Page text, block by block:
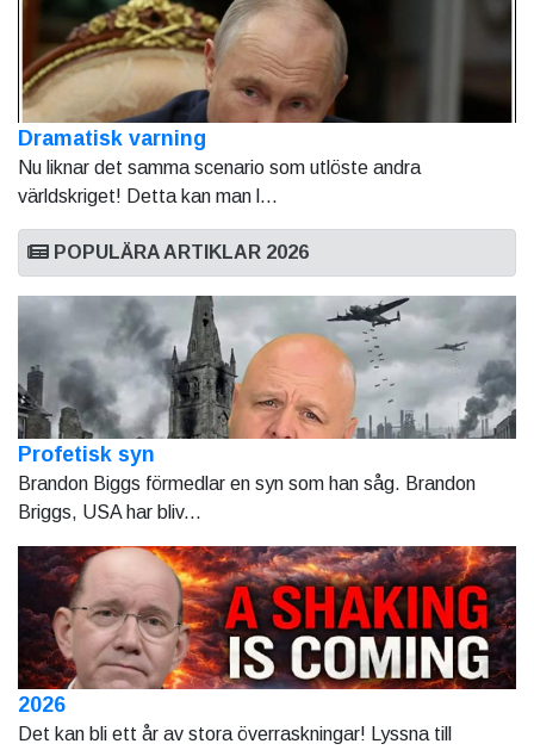
Dramatisk varning
Nu liknar det samma scenario som utlöste andra
världskriget! Detta kan man l...
POPULÄRA ARTIKLAR 2026
Profetisk syn
Brandon Biggs förmedlar en syn som han såg. Brandon
Briggs, USA har bliv...
2026
Det kan bli ett år av stora överraskningar! Lyssna till